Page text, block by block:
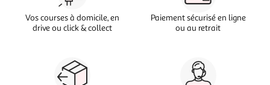
Vos courses à domicile, en
drive ou click & collect
Paiement sécurisé en ligne
ou au retrait